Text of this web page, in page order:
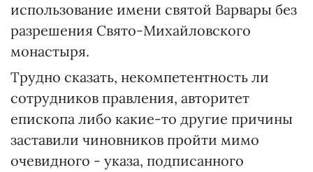
использование имени святой Варвары без
разрешения Свято-Михайловского
монастыря.
Трудно сказать, некомпетентность ли
сотрудников правления, авторитет
епископа либо какие-то другие причины
заставили чиновников пройти мимо
очевидного - указа, подписанного